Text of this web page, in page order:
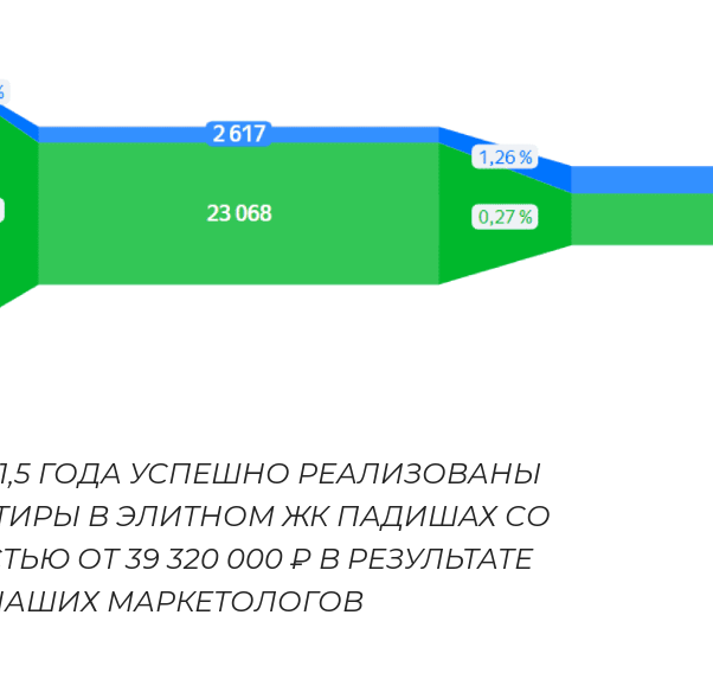
ГОДА УСПЕШНО РЕАЛИЗОВАНЫ
В ЭЛИТНОМ ЖК ПАДИШАХ СО
ОТ 39 320 000 ₽ В РЕЗУЛЬТАТЕ
МАРКЕТОЛОГОВ